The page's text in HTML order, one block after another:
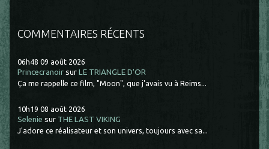
COMMENTAIRES RÉCENTS
06h48 09 août 2026
Princecranoir surLE TRIANGLE D'OR
Ça me rappelle ce film, "Moon", que j'avais vu à Reims...
10h19 08 août 2026
Selenie sur THE LAST VIKING
J'adore ce réalisateur et son univers, toujours avec sa...